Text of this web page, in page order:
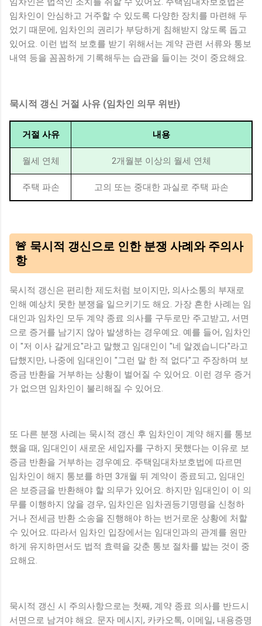
임차인이 안심하고 거주할 수 있도록 다양한 장치를 마련해 두
었기 때문에, 임차인의 권리가 부당하게 침해받지 않도록 돕고
있어요. 이런 법적 보호를 받기 위해서는 계약 관련 서류와 통보
내역 등을 꼼꼼하게 기록해두는 습관을 들이는 것이 중요해요.
묵시적 갱신 거절 사유 (임차인 의무 위반)
거절 사유 내용
월세 연체 2개월분 이상의 월세 연체
주택 파손 고의 또는 중대한 과실로 주택 파손
🚨 묵시적 갱신으로 인한 분쟁 사례와 주의사
항
묵시적 갱신은 편리한 제도처럼 보이지만, 의사소통의 부재로
인해 예상치 못한 분쟁을 일으키기도 해요. 가장 흔한 사례는 임
대인과 임차인 모두 계약 종료 의사를 구두로만 주고받고, 서면
으로 증거를 남기지 않아 발생하는 경우예요. 예를 들어, 임차인
이 "저 이사 갈게요"라고 말했고 임대인이 "네 알겠습니다"라고
답했지만, 나중에 임대인이 "그런 말 한 적 없다"고 주장하며 보
증금 반환을 거부하는 상황이 벌어질 수 있어요. 이런 경우 증거
가 없으면 임차인이 불리해질 수 있어요.
또 다른 분쟁 사례는 묵시적 갱신 후 임차인이 계약 해지를 통보
했을 때, 임대인이 새로운 세입자를 구하지 못했다는 이유로 보
증금 반환을 거부하는 경우예요. 주택임대차보호법에 따르면
임차인이 해지 통보를 하면 3개월 뒤 계약이 종료되고, 임대인
은 보증금을 반환해야 할 의무가 있어요. 하지만 임대인이 이 의
무를 이행하지 않을 경우, 임차인은 임차권등기명령을 신청하
거나 전세금 반환 소송을 진행해야 하는 번거로운 상황에 처할
수 있어요. 따라서 임차인 입장에서는 임대인과의 관계를 원만
하게 유지하면서도 법적 효력을 갖춘 통보 절차를 밟는 것이 중
요해요.
묵시적 갱신 시 주의사항으로는 첫째, 계약 종료 의사를 반드시
서면으로 남겨야 해요. 문자 메시지, 카카오톡, 이메일, 내용증명